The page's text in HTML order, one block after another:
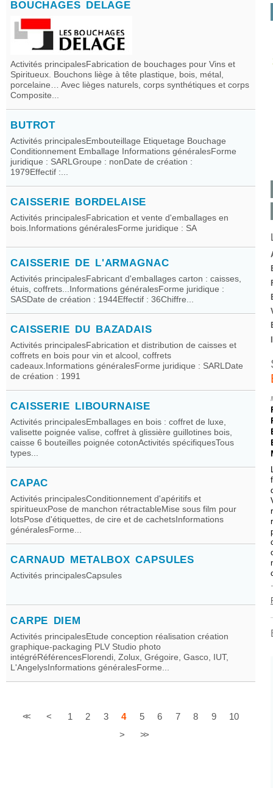
BOUCHAGES DELAGE
Activités principalesFabrication de bouchages pour Vins et
Spiritueux. Bouchons liège à tête plastique, bois, métal,
porcelaine… Avec lièges naturels, corps synthétiques et corps
Composite...
BUTROT
Activités principalesEmbouteillage Etiquetage Bouchage
Conditionnement Emballage Informations généralesForme
juridique : SARLGroupe : nonDate de création :
1979Effectif :...
CAISSERIE BORDELAISE
Activités principalesFabrication et vente d'emballages en
bois.Informations généralesForme juridique : SA
CAISSERIE DE L'ARMAGNAC
Activités principalesFabricant d'emballages carton : caisses,
étuis, coffrets...Informations généralesForme juridique :
SASDate de création : 1944Effectif : 36Chiffre...
CAISSERIE DU BAZADAIS
Activités principalesFabrication et distribution de caisses et
coffrets en bois pour vin et alcool, coffrets
cadeaux.Informations généralesForme juridique : SARLDate
de création : 1991
CAISSERIE LIBOURNAISE
Activités principalesEmballages en bois : coffret de luxe,
valisette poignée valise, coffret à glissière guillotines bois,
caisse 6 bouteilles poignée cotonActivités spécifiquesTous
types...
CAPAC
Activités principalesConditionnement d'apéritifs et
spiritueuxPose de manchon rétractableMise sous film pour
lotsPose d'étiquettes, de cire et de cachetsInformations
généralesForme...
CARNAUD METALBOX CAPSULES
Activités principalesCapsules
CARPE DIEM
Activités principalesEtude conception réalisation création
graphique-packaging PLV Studio photo
intégréRéférencesFlorendi, Zolux, Grégoire, Gasco, IUT,
L'AngelysInformations généralesForme...
<< < 1 2 3 4 5 6 7 8 9
10
>
>>